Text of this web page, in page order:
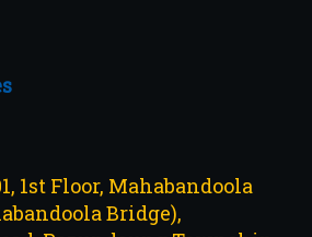
1st Floor, Mahabandoola
Bridge),